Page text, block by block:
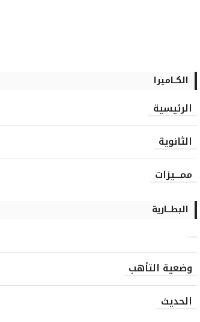
الكــاميرا
الرئيسية
الثانوية
ممـــيزات
البطـــارية
وضعية التأهب
الحديث